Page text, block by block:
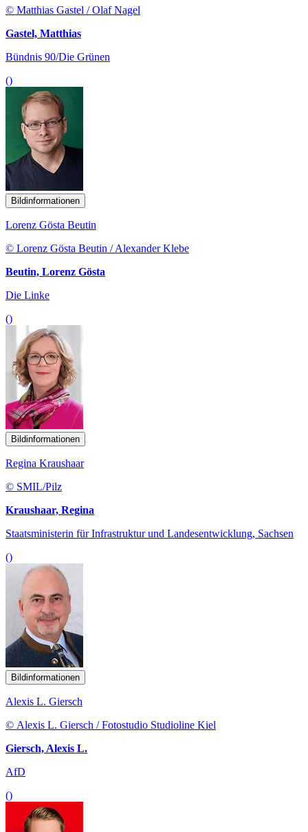
© Matthias Gastel / Olaf Nagel
Gastel, Matthias
Bündnis 90/Die Grünen
()
Bildinformationen
Lorenz Gösta Beutin
© Lorenz Gösta Beutin / Alexander Klebe
Beutin, Lorenz Gösta
Die Linke
()
Bildinformationen
Regina Kraushaar
© SMIL/Pilz
Kraushaar, Regina
Staatsministerin für Infrastruktur und Landesentwicklung, Sachsen
()
Bildinformationen
Alexis L. Giersch
© Alexis L. Giersch / Fotostudio Studioline Kiel
Giersch, Alexis L.
AfD
()